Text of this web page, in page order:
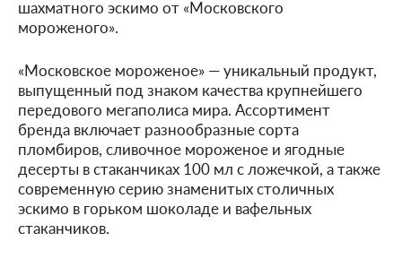
шахматного эскимо от «Московского
мороженого».
«Московское мороженое» — уникальный продукт,
выпущенный под знаком качества крупнейшего
передового мегаполиса мира. Ассортимент
бренда включает разнообразные сорта
пломбиров, сливочное мороженое и ягодные
десерты в стаканчиках 100 мл с ложечкой, а также
современную серию знаменитых столичных
эскимо в горьком шоколаде и вафельных
стаканчиков.